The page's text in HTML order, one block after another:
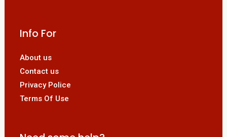
Info For
About us
Contact us
Privacy Police
Terms Of Use